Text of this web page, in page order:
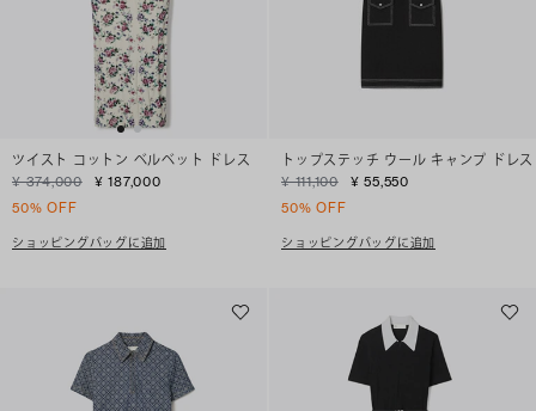
ツイスト コットン ベルベット ドレス
¥ 374,000
¥ 187,000
50% OFF
ショッピングバッグに追加
トップステッチ ウール キャンプ ドレス
¥ 111,100
¥ 55,550
50% OFF
ショッピングバッグに追加